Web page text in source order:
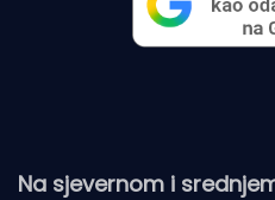
Na sjevernom i